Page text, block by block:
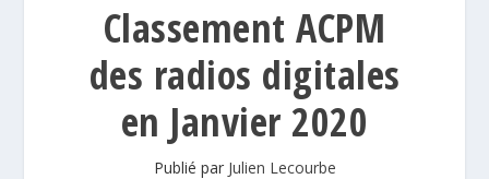
Classement ACPM
des radios digitales
en Janvier 2020
Publié par Julien Lecourbe